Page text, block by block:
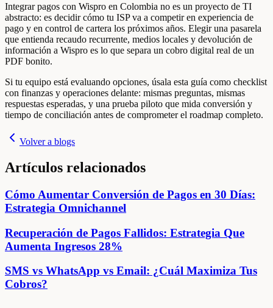
Integrar pagos con Wispro en Colombia no es un proyecto de TI
abstracto: es decidir cómo tu ISP va a competir en experiencia de
pago y en control de cartera los próximos años. Elegir una pasarela
que entienda recaudo recurrente, medios locales y devolución de
información a Wispro es lo que separa un cobro digital real de un
PDF bonito.
Si tu equipo está evaluando opciones, úsala esta guía como checklist
con finanzas y operaciones delante: mismas preguntas, mismas
respuestas esperadas, y una prueba piloto que mida conversión y
tiempo de conciliación antes de comprometer el roadmap completo.
Volver a blogs
Artículos relacionados
Cómo Aumentar Conversión de Pagos en 30 Días:
Estrategia Omnichannel
Recuperación de Pagos Fallidos: Estrategia Que
Aumenta Ingresos 28%
SMS vs WhatsApp vs Email: ¿Cuál Maximiza Tus
Cobros?